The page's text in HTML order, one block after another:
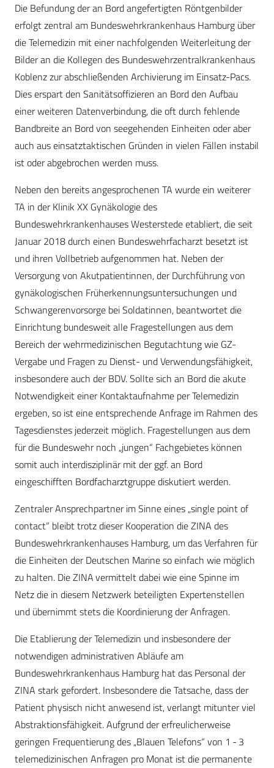
Die Befundung der an Bord angefertigten Röntgenbilder
erfolgt zentral am Bundeswehrkrankenhaus Hamburg über
die Telemedizin mit einer nachfolgenden Weiterleitung der
Bilder an die Kollegen des Bundeswehrzentralkrankenhaus
Koblenz zur abschließenden Archivierung im Einsatz-Pacs.
Dies erspart den Sanitätsoffizieren an Bord den Aufbau
einer weiteren Datenverbindung, die oft durch fehlende
Bandbreite an Bord von seegehenden Einheiten oder aber
auch aus einsatztaktischen Gründen in vielen Fällen instabil
ist oder abgebrochen werden muss.
Neben den bereits angesprochenen TA wurde ein weiterer
TA in der Klinik XX Gynäkologie des
Bundeswehrkrankenhauses Westerstede etabliert, die seit
Januar 2018 durch einen Bundeswehrfacharzt besetzt ist
und ihren Vollbetrieb aufgenommen hat. Neben der
Versorgung von Akutpatientinnen, der Durchführung von
gynäkologischen Früherkennungsuntersuchungen und
Schwangerenvorsorge bei Soldatinnen, beantwortet die
Einrichtung bundesweit alle Fragestellungen aus dem
Bereich der wehrmedizinischen Begutachtung wie GZ-
Vergabe und Fragen zu Dienst- und Verwendungsfähigkeit,
insbesondere auch der BDV. Sollte sich an Bord die akute
Notwendigkeit einer Kontaktaufnahme per Telemedizin
ergeben, so ist eine entsprechende Anfrage im Rahmen des
Tagesdienstes jederzeit möglich. Fragestellungen aus dem
für die Bundeswehr noch „jungen“ Fachgebietes können
somit auch interdisziplinär mit der ggf. an Bord
eingeschifften Bordfacharztgruppe diskutiert werden.
Zentraler Ansprechpartner im Sinne eines ­„single point of
contact“ bleibt trotz dieser Kooperation die ZINA des
Bundeswehrkrankenhauses Hamburg, um das Verfahren für
die Einheiten der Deutschen Marine so einfach wie möglich
zu halten. Die ZINA vermittelt dabei wie eine Spinne im
Netz die in diesem Netzwerk beteiligten Expertenstellen
und übernimmt stets die Koordinierung der Anfragen.
Die Etablierung der Telemedizin und insbesondere der
notwendigen administrativen Abläufe am
Bundeswehrkrankenhaus Hamburg hat das Personal der
ZINA stark gefordert. Insbesondere die Tatsache, dass der
Patient physisch nicht anwesend ist, verlangt mitunter viel
Abstraktionsfähigkeit. Aufgrund der erfreulicherweise
geringen Frequentierung des „Blauen Telefons“ von 1 - 3
telemedizinischen Anfragen pro Monat ist die permanente